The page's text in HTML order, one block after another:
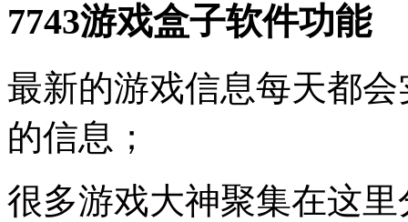
7743游戏盒子软件功能
最新的游戏信息每天都
的信息；
很多游戏大神聚集在这